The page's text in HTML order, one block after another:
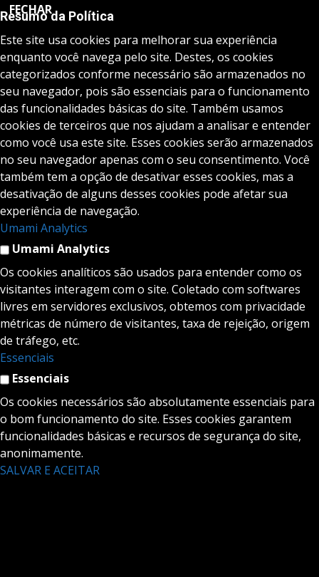
FECHAR
Resumo da Política
Este site usa cookies para melhorar sua experiência
enquanto você navega pelo site. Destes, os cookies
categorizados conforme necessário são armazenados no
seu navegador, pois são essenciais para o funcionamento
das funcionalidades básicas do site. Também usamos
cookies de terceiros que nos ajudam a analisar e entender
como você usa este site. Esses cookies serão armazenados
no seu navegador apenas com o seu consentimento. Você
também tem a opção de desativar esses cookies, mas a
desativação de alguns desses cookies pode afetar sua
experiência de navegação.
Umami Analytics
Umami Analytics
Os cookies analíticos são usados para entender como os
visitantes interagem com o site. Coletado com softwares
livres em servidores exclusivos, obtemos com privacidade
métricas de número de visitantes, taxa de rejeição, origem
de tráfego, etc.
Essenciais
Essenciais
Os cookies necessários são absolutamente essenciais para
o bom funcionamento do site. Esses cookies garantem
funcionalidades básicas e recursos de segurança do site,
anonimamente.
SALVAR E ACEITAR